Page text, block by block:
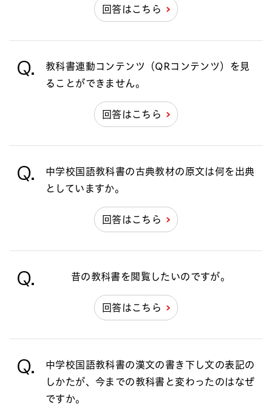
回答はこちら
Q.
教科書連動コンテンツ（QRコンテンツ）を見
ることができません。
回答はこちら
Q.
中学校国語教科書の古典教材の原文は何を出典
としていますか。
回答はこちら
Q. 昔の教科書を閲覧したいのですが。
回答はこちら
Q.
中学校国語教科書の漢文の書き下し文の表記の
しかたが、今までの教科書と変わったのはなぜ
ですか。